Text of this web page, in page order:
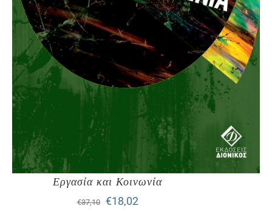
Εργασία και Κοινωνία
€37,10
Original
€18,02Η